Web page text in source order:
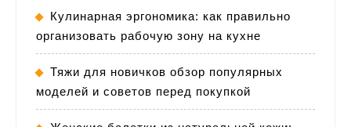
Кулинарная эргономика: как правильно
организовать рабочую зону на кухне
Тяжи для новичков обзор популярных
моделей и советов перед покупкой